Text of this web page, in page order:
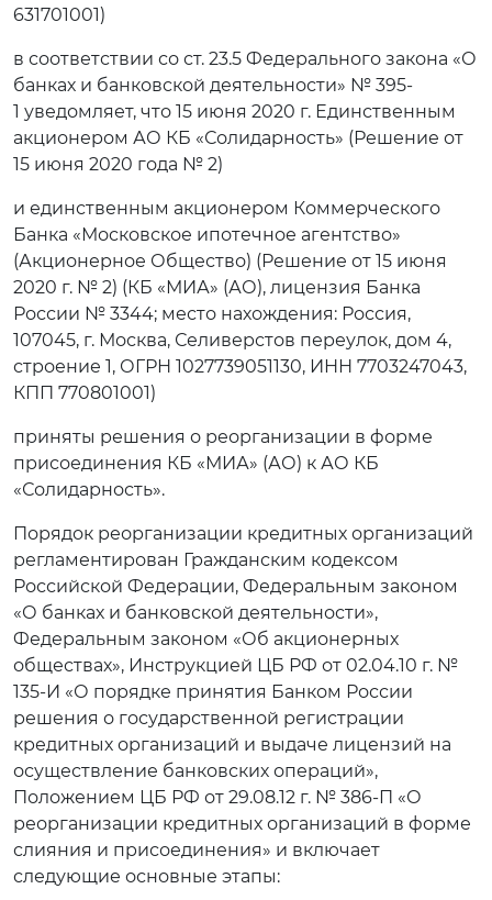
631701001)
в соответствии со ст. 23.5 Федерального закона «О
банках и банковской деятельности» № 395-
1 уведомляет, что 15 июня 2020 г. Единственным
акционером АО КБ «Солидарность» (Решение от
15 июня 2020 года № 2)
и единственным акционером Коммерческого
Банка «Московское ипотечное агентство»
(Акционерное Общество) (Решение от 15 июня
2020 г. № 2) (КБ «МИА» (АО), лицензия Банка
России № 3344; место нахождения: Россия,
107045, г. Москва, Селиверстов переулок, дом 4,
строение 1, ОГРН 1027739051130, ИНН 7703247043,
КПП 770801001)
приняты решения о реорганизации в форме
присоединения КБ «МИА» (АО) к АО КБ
«Солидарность».
Порядок реорганизации кредитных организаций
регламентирован Гражданским кодексом
Российской Федерации, Федеральным законом
«О банках и банковской деятельности»,
Федеральным законом «Об акционерных
обществах», Инструкцией ЦБ РФ от 02.04.10 г. №
135-И «О порядке принятия Банком России
решения о государственной регистрации
кредитных организаций и выдаче лицензий на
осуществление банковских операций»,
Положением ЦБ РФ от 29.08.12 г. № 386-П «О
реорганизации кредитных организаций в форме
слияния и присоединения» и включает
следующие основные этапы: